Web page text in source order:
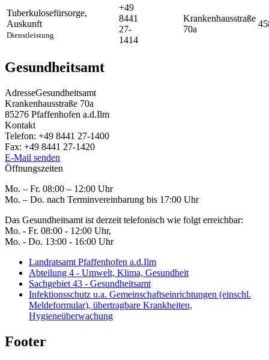
Tuberkulosefürsorge,
Auskunft
Dienstleistung
+49
8441
27-
1414
Krankenhausstraße
70a
Gesundheitsamt
AdresseGesundheitsamt
Krankenhausstraße 70a
85276 Pfaffenhofen a.d.Ilm
Kontakt
Telefon: +49 8441 27-1400
Fax: +49 8441 27-1420
E-Mail senden
Öffnungszeiten
Mo. – Fr. 08:00 – 12:00 Uhr
Mo. – Do. nach Terminvereinbarung bis 17:00 Uhr
Das Gesundheitsamt ist derzeit telefonisch wie folgt erreichbar:
Mo. - Fr. 08:00 - 12:00 Uhr,
Mo. - Do. 13:00 - 16:00 Uhr
Landratsamt Pfaffenhofen a.d.Ilm
Abteilung 4 - Umwelt, Klima, Gesundheit
Sachgebiet 43 - Gesundheitsamt
Infektionsschutz u.a. Gemeinschaftseinrichtungen (einschl.
Meldeformular), übertragbare Krankheiten,
Hygieneüberwachung
Footer